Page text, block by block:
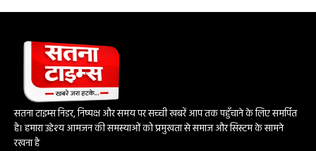
सतना टाइम्स निडर, निष्पक्ष और समय पर सच्ची खबरें आप तक पहुँचाने के लिए समर्पित
है। हमारा उद्देश्य आमजन की समस्याओं को प्रमुखता से समाज और सिस्टम के सामने
रखना है